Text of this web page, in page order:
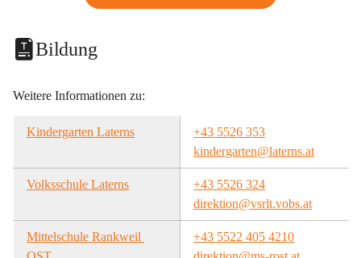
Bildung
Weitere Informationen zu:
Kindergarten Laterns
+43 5526 353
kindergarten@laterns.at
Volksschule Laterns
+43 5526 324
direktion@vsrlt.vobs.at
Mittelschule Rankweil
+43 5522 405 4210